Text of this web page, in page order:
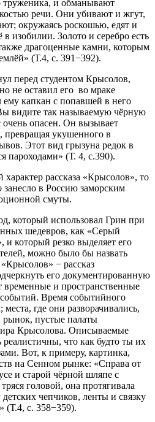
труженика, и обманывают
речи. Они убивают и жгут,
окружаясь роскошью, едят и
изобилии. Золото и серебро есть
драгоценные камни, которым
(Т.4, с. 391−392).
перед студентом Крысолов,
не оставил его во мраке
ему капкан с попавшей в него
видите так называемую чёрную
опасен. Он вызывает
превращая укушенного в
Этот вид грызуна редок в
пароходами» (Т. 4, с.390).
рассказа «Крысолов», то
занесло в Россию заморским
смуты.
который использовал Грин при
шедевров, как «Серый
который резко выделяет его
можно было бы назвать
«Крысолов» − рассказ
его документированную
временные и пространственные
Время событийного
места, где они разворачивались,
рынок, пустые палаты
Крысолова. Описываемые
что как будто ты их
Вот, к примеру, картинка,
на Сенном рынке: «Справа от
и старой чёрной шляпе с
головой, она протягивала
чепчиков, ленты и связку
(Т.4, с. 358−359).